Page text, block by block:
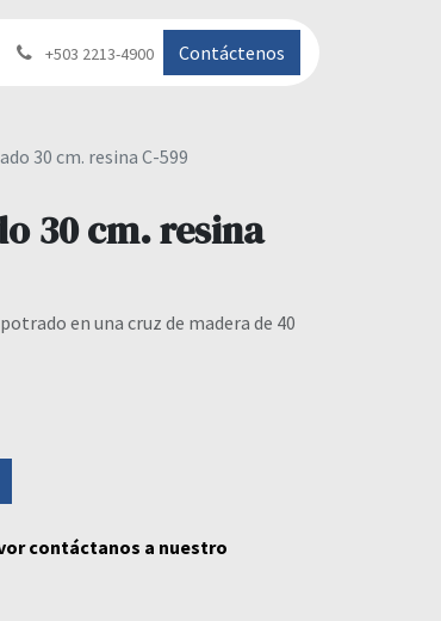
+503 2213-4900 Contáctenos
30 cm. resina C-599
30 cm. resina
en una cruz de madera de 40
contáctanos a nuestro